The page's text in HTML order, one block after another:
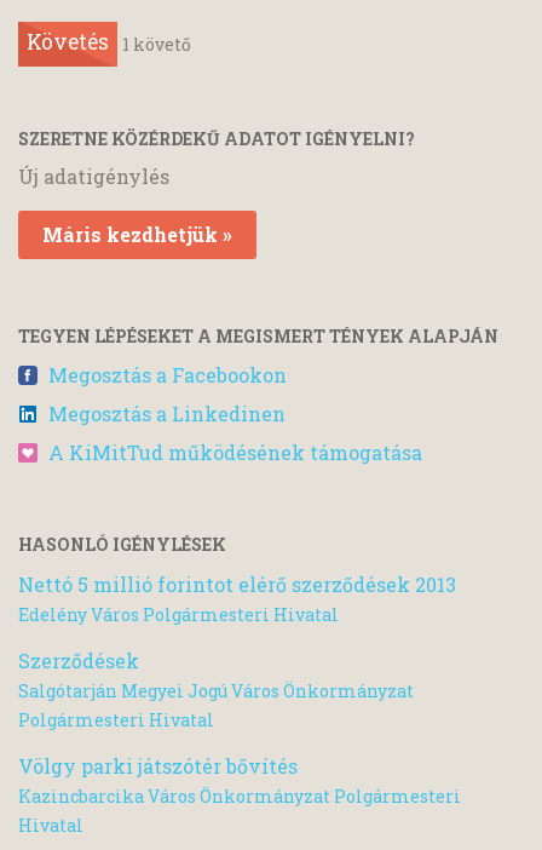
Követés 1 követő
SZERETNE KÖZÉRDEKŰ ADATOT IGÉNYELNI?
Új adatigénylés
Máris kezdhetjük »
TEGYEN LÉPÉSEKET A MEGISMERT TÉNYEK ALAPJÁN
Megosztás a Facebookon
Megosztás a Linkedinen
A KiMitTud működésének támogatása
HASONLÓ IGÉNYLÉSEK
Nettó 5 millió forintot elérő szerződések 2013
Edelény Város Polgármesteri Hivatal
Szerződések
Salgótarján Megyei Jogú Város Önkormányzat
Polgármesteri Hivatal
Völgy parki játszótér bővítés
Kazincbarcika Város Önkormányzat Polgármesteri
Hivatal